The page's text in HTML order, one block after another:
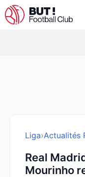
Aller
au
Liga›Actualités
Real
Mourinho